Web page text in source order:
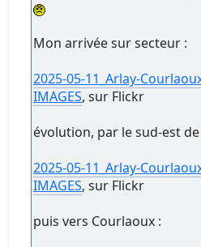
Mon arrivée sur secteur :
2025-05-11_Arlay-
IMAGES, sur Flickr
évolution, par le sud-est de
2025-05-11_Arlay-
IMAGES, sur Flickr
puis vers Courlaoux :